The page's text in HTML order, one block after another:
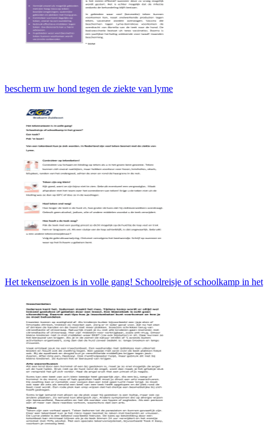
bescherm uw hond tegen de ziekte van lyme
Het tekenseizoen is in volle gang! Schoolreisje of schoolkamp in het